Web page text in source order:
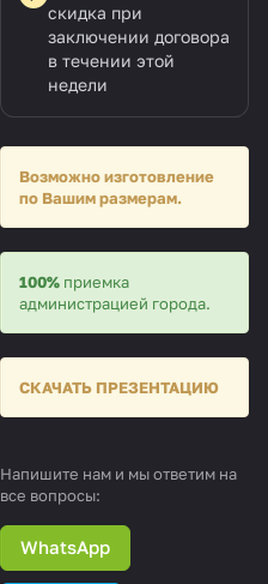
скидка при
заключении договора
в течении этой
недели
Возможно изготовление
по Вашим размерам.
100% приемка
администрацией города.
СКАЧАТЬ ПРЕЗЕНТАЦИЮ
Напишите нам и мы ответим на
все вопросы:
WhatsApp